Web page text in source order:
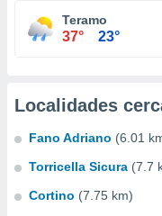
Teramo
37° 23°
Localidades
Fano Adriano (6.01
Torricella Sicura (7.7
Cortino (7.75 km)